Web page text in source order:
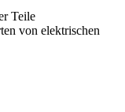
Teile
von elektrischen